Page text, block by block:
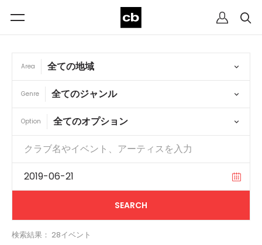
Area
Genre
Option
検索結果： 28イベント